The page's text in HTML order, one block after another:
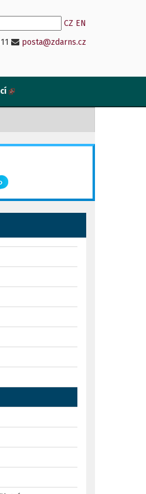
CZ EN
posta@zdarns.cz